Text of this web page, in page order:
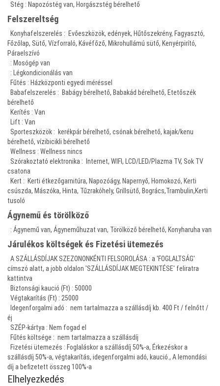
Stég : Napozóstég van, Horgászstég bérelhető
Felszereltség
Konyhafelszerelés : Evőeszközök, edények, Hűtőszekrény, Fagyasztó,
Főzőlap, Sütő, Vízforraló, Kávéfőző, Mikrohullámú sütő, Kenyérpirító,
Páraelszívó
: Mosógép van
: Légkondicionálás van
Fűtés : Házközponti egyedi méréssel
Babafelszerelés : Babágy bérelhető, Babakád bérelhető, Etetőszék
bérelhető
Kerítés : Van
Lift : Van
Sporteszközök : kerékpár bérelhető, csónak bérelhető, kajak/kenu
bérelhető, vízibicikli bérelhető
Wellness : Wellness nincs
Szórakoztató elektronika : Internet, WIFI, LCD/LED/Plazma TV, Sok TV
csatona
Kert : Kerti étkezőgarnitúra, Napozóágy, Napernyő, Homokozó, Kerti
csúszda, Mászóka, Hinta, Tűzrakóhely, Grillsütő, Bogrács,Trambulin,Kerti
tusoló
Ágynemű és törölköző
: Ágynemű van, Ágyneműhuzat van, Törölköző bérelhető, Konyharuha van
Járulékos költségek és Fizetési ütemezés
A SZÁLLÁSDÍJAK SZEZONONKÉNTI FELSOROLÁSA : a 'FOGLALTSÁG'
címszó alatt, a jobb oldalon 'SZÁLLÁSDÍJAK MEGTEKINTÉSE' feliratra
kattintva
Biztonsági kaució (Ft) : 50000
Végtakarítás (Ft) : 25000
Idegenforgalmi adó : nem tartalmazza a szállásdíj kb. 400 Ft / felnőtt /
éj
SZÉP-kártya : Nem fogad el
Fűtés költsége : nem tartalmazza a szállásdíj
Fizetési ütemezés : Foglaláskor a szállásdíj 50%-a, Érkezéskor a
szállásdíj 50%-a, végtakarítás, idegenforgalmi adó, kaució., A lemondási
díj a befizetett összeg 100%-a
Elhelyezkedés